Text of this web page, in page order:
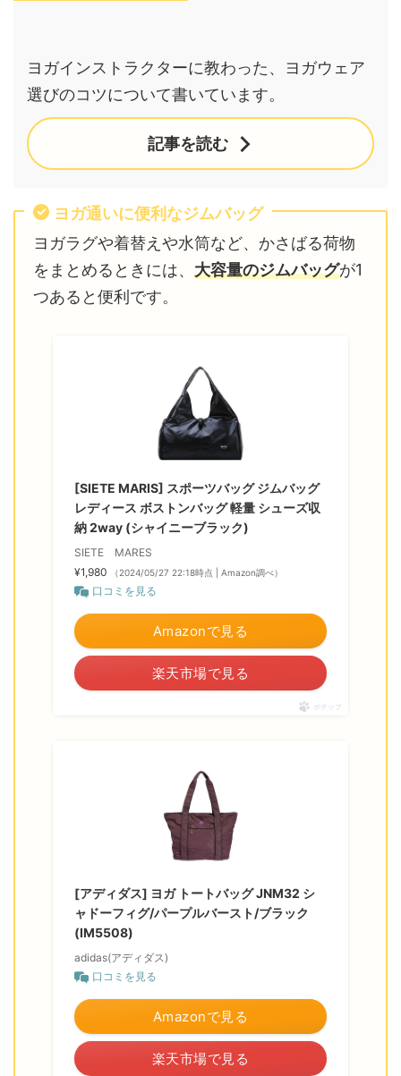
ヨガインストラクターに教わった、ヨガウェア
選びのコツについて書いています。
記事を読む
ヨガ通いに便利なジムバッグ
ヨガラグや着替えや水筒など、かさばる荷物
をまとめるときには、 大容量のジムバッグが1
つあると便利です。
[SIETE MARIS] スポーツバッグ ジムバッグ
レディース ボストンバッグ 軽量 シューズ収
納 2way (シャイニーブラック)
SIETE MARES
¥1,980
（2024/05/27 22:18時点 | Amazon調べ）
口コミを見る
Amazonで見る
楽天市場で見る
ポチップ
[アディダス] ヨガ トートバッグ JNM32 シ
ャドーフィグ/パープルバースト/ブラック
(IM5508)
adidas(アディダス)
口コミを見る
Amazonで見る
楽天市場で見る